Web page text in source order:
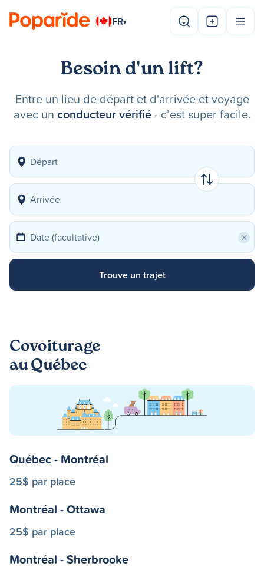
FR▾
Besoin d'un lift?
Entre un lieu de départ et d'arrivée et voyage
avec un conducteur vérifié- c’est super facile.
×
Trouve un trajet
Covoiturage
au Québec
Québec - Montréal
25$ par place
Montréal - Ottawa
25$ par place
Montréal - Sherbrooke